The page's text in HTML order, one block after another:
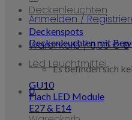
Anmelden /
Warenkorb /0,00€ 0
Es befinden sich
0
Deckenleuchten
Deckenspots
Deckenleuchten mit
Led Leuchtmittel
GU10
Flach LED Module
E27 & E14